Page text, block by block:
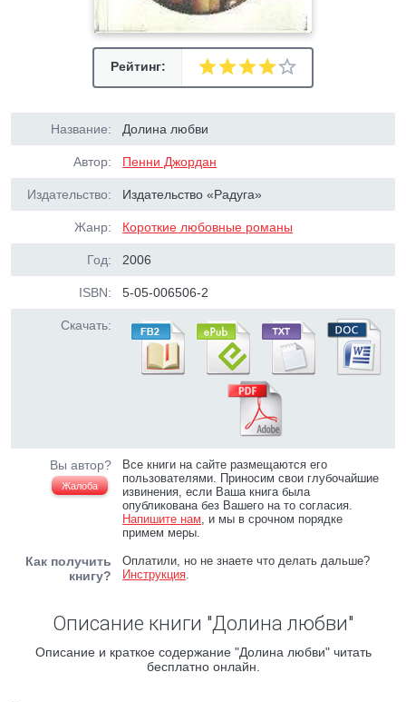
Рейтинг:
Название: Долина любви
Автор: Пенни Джордан
Издательство: Издательство «Радуга»
Жанр: Короткие любовные романы
Год: 2006
ISBN: 5-05-006506-2
Скачать:
Вы автор?
Жалоба
Все книги на сайте размещаются его
пользователями. Приносим свои глубочайшие
извинения, если Ваша книга была
опубликована без Вашего на то согласия.
Напишите нам, и мы в срочном порядке
примем меры.
Как получить
книгу?
Оплатили, но не знаете что делать дальше?
Инструкция.
Описание книги "Долина любви"
Описание и краткое содержание "Долина любви" читать
бесплатно онлайн.